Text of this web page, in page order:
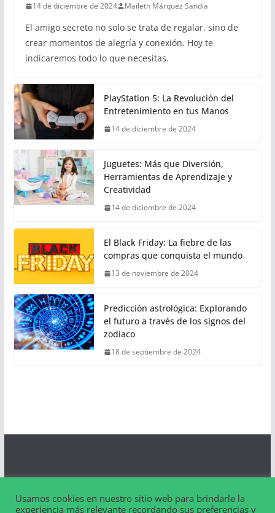
14 de diciembre de 2024 Maileth Márquez Sandia
El amigo secreto no solo se trata de regalar, sino de
crear momentos de alegría y conexión. Hoy te
indicaremos todo lo que necesitas.
PlayStation 5: La Revolución del
Entretenimiento en tus Manos
14 de diciembre de 2024
Juguetes: Más que Diversión,
Herramientas de Aprendizaje y
Creatividad
14 de diciembre de 2024
El Black Friday: La fiebre de las
compras que conquista el mundo
13 de noviembre de 2024
Predicción astrológica: Explorando
el futuro a través de los signos del
zodiaco
18 de septiembre de 2024
Aviso Legal
Contacto
Usamos cookies en nuestro sitio web para brindarle la
experiencia más relevante recordando sus preferencias y